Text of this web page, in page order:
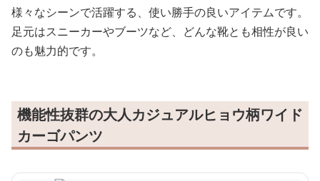
様々なシーンで活躍する、使い勝手の良いアイテムです。
足元はスニーカーやブーツなど、どんな靴とも相性が良い
のも魅力的です。
機能性抜群の大人カジュアルヒョウ柄ワイド
カーゴパンツ